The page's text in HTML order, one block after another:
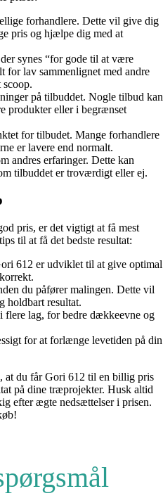
forhandlere. Dette vil give dig
pris og hjælpe dig med at
synes “for gode til at være
for lav sammenlignet med andre
på tilbuddet. Nogle tilbud kan
produkter eller i begrænset
for tilbudet. Mange forhandlere
er lavere end normalt.
andres erfaringer. Dette kan
tilbuddet er troværdigt eller ej.
pris, er det vigtigt at få mest
til at få det bedste resultat:
612 er udviklet til at give optimal
du påfører malingen. Dette vil
holdbart resultat.
lag, for bedre dækkeevne og
for at forlænge levetiden på din
at du får Gori 612 til en billig pris
på dine træprojekter. Husk altid
efter ægte nedsættelser i prisen.